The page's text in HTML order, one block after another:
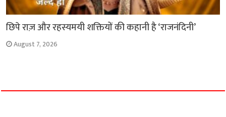
छिपे राज़ और रहस्यमयी शक्तियों की कहानी है ‘राजनंदिनी’
August 7, 2026